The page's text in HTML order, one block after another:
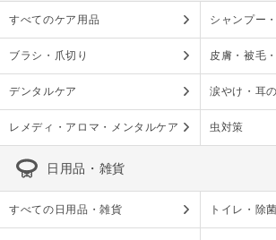
すべてのケア用品 シャンプー
ブラシ・爪切り 皮膚・被毛
デンタルケア 涙やけ・耳
レメディ・アロマ・メンタルケア 虫対策
日用品・雑貨
すべての日用品・雑貨 トイレ・除